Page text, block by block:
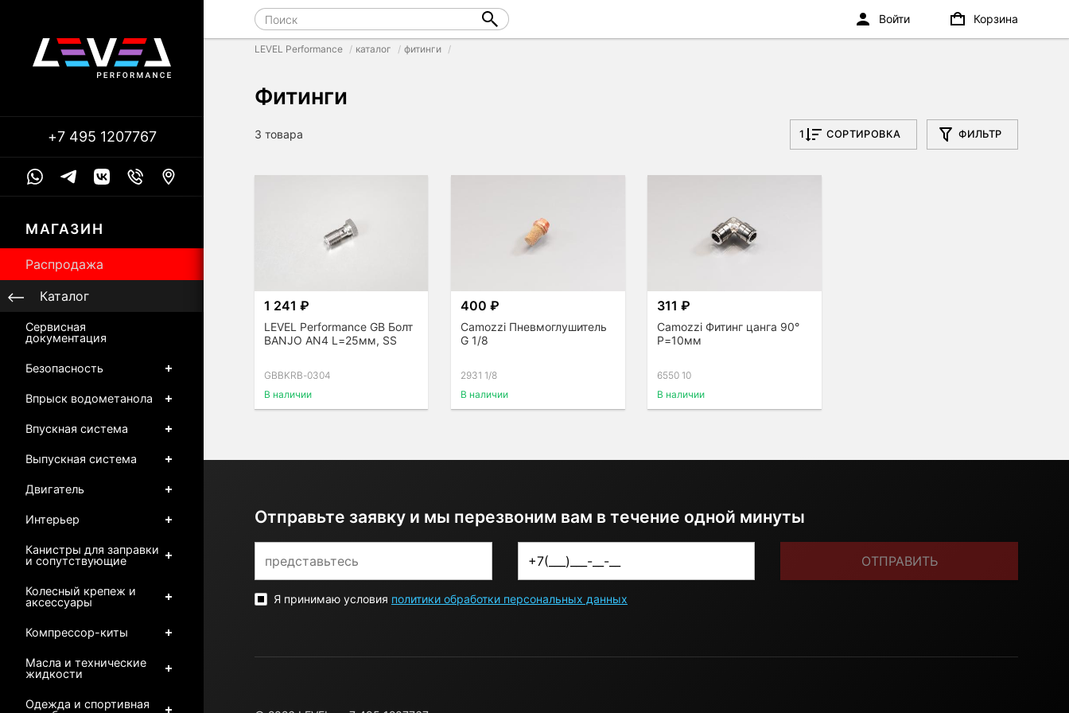
LEVEL Performance каталог фитинги
Фитинги
3 товара 1 СОРТИРОВКА ФИЛЬТР
1 241 ₽
LEVEL Performance GB Болт
BANJO AN4 L=25мм, SS
GBBKRB-0304
В наличии
400 ₽
Camozzi Пневмоглушитель
G 1/8
2931 1/8
В наличии
311 ₽
Camozzi Фитинг цанга 90°
P=10мм
6550 10
В наличии
Отправьте заявку и мы перезвоним вам в течение одной минуты
ОТПРАВИТЬ
Я принимаю условия политики обработки персональных данных
+7 495 1207767
МАГАЗИН
Распродажа
Каталог
Сервисная
документация
Безопасность
Впрыск водометанола
Впускная система
Выпускная система
Двигатель
Интерьер
Канистры для заправки
и сопутствующие
Колесный крепеж и
аксессуары
Компрессор-киты
Масла и технические
жидкости
Одежда и спортивная
Войти Корзина